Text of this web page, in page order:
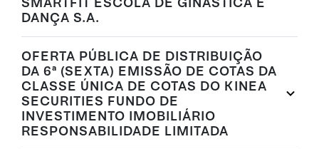
DANÇA S.A.
OFERTA PÚBLICA DE DISTRIBUIÇÃO
DA 6ª (SEXTA) EMISSÃO DE COTAS DA
CLASSE ÚNICA DE COTAS DO KINEA
SECURITIES FUNDO DE
INVESTIMENTO IMOBILIÁRIO
RESPONSABILIDADE LIMITADA